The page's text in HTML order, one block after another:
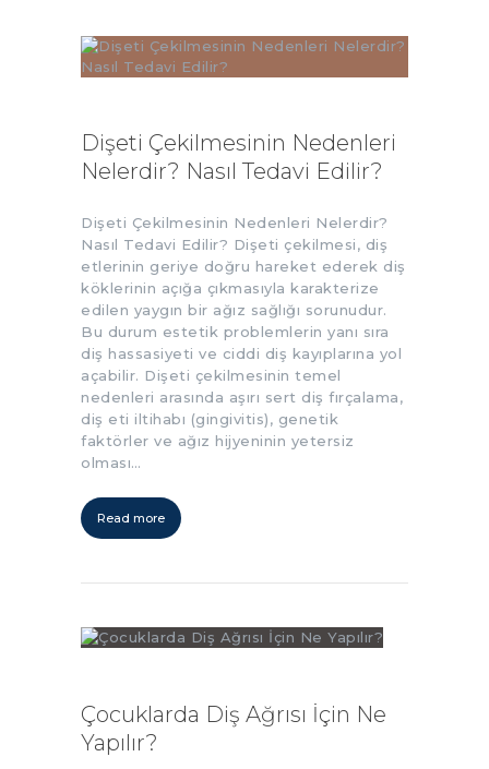
Dişeti Çekilmesinin Nedenleri
Nelerdir? Nasıl Tedavi Edilir?
Dişeti Çekilmesinin Nedenleri Nelerdir?
Nasıl Tedavi Edilir? Dişeti çekilmesi, diş
etlerinin geriye doğru hareket ederek diş
köklerinin açığa çıkmasıyla karakterize
edilen yaygın bir ağız sağlığı sorunudur.
Bu durum estetik problemlerin yanı sıra
diş hassasiyeti ve ciddi diş kayıplarına yol
açabilir. Dişeti çekilmesinin temel
nedenleri arasında aşırı sert diş fırçalama,
diş eti iltihabı (gingivitis), genetik
faktörler ve ağız hijyeninin yetersiz
olması…
Read more
Çocuklarda Diş Ağrısı İçin Ne
Yapılır?